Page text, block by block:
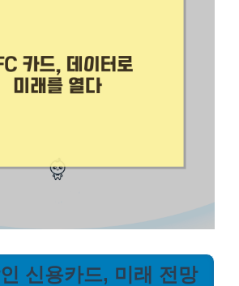
신용카드, 미래 전망